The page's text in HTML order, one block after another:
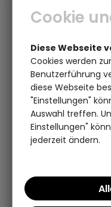
Cookie
Diese Webseite
Cookies werden
Benutzerführung
diese Webseite
"Einstellungen"
Auswahl treffen.
Einstellungen"
jederzeit ändern.